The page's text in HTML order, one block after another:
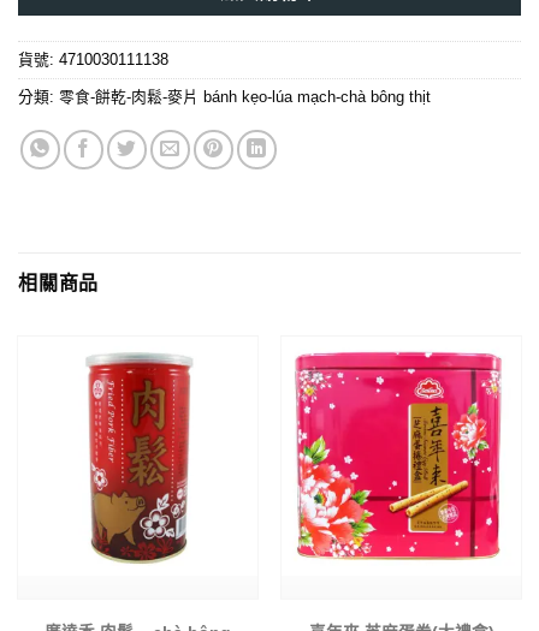
貨號: 4710030111138
分類: 零食-餅乾-肉鬆-麥片 bánh kẹo-lúa mạch-chà bông thịt
相關商品